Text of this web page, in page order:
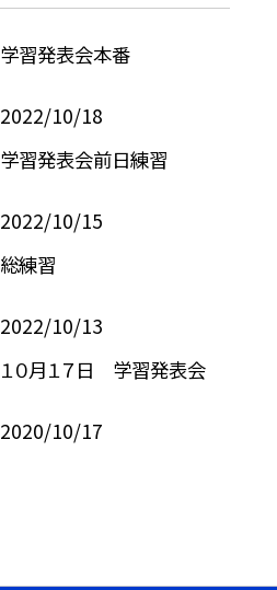
学習発表会本番
2022/10/18
学習発表会前日練習
2022/10/15
総練習
2022/10/13
１０月１７日 学習発表会
2020/10/17